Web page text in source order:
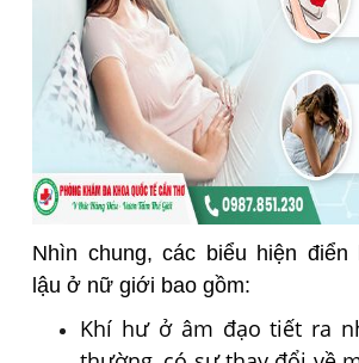
Nhìn chung, các biểu hiện điển
lậu ở nữ giới bao gồm:
Khí hư ở âm đạo tiết ra